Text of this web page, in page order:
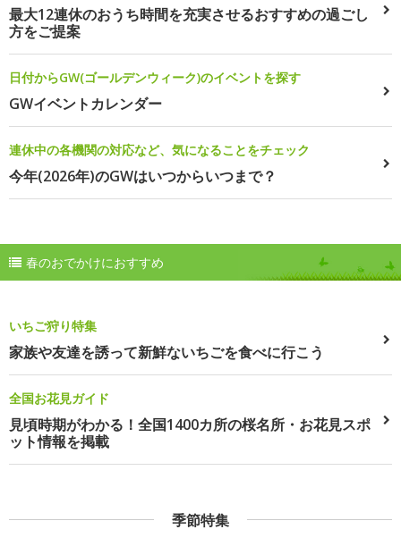
最大12連休のおうち時間を充実させるおすすめの過ごし
方をご提案
日付からGW(ゴールデンウィーク)のイベントを探す
GWイベントカレンダー
連休中の各機関の対応など、気になることをチェック
今年(2026年)のGWはいつからいつまで？
春のおでかけにおすすめ
いちご狩り特集
家族や友達を誘って新鮮ないちごを食べに行こう
全国お花見ガイド
見頃時期がわかる！全国1400カ所の桜名所・お花見スポ
ット情報を掲載
季節特集